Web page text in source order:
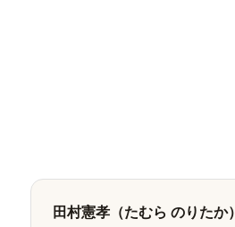
田村憲孝（たむら のりたか）